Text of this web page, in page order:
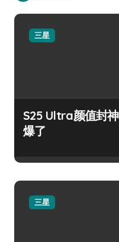
三星
S25 Ultra颜值封
爆了
三星